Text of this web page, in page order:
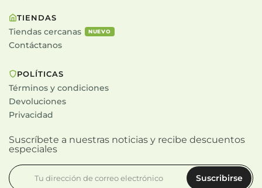
TIENDAS
Tiendas cercanas
NUEVO
Contáctanos
POLÍTICAS
Términos y condiciones
Devoluciones
Privacidad
Suscríbete a nuestras noticias y recibe descuentos
especiales
Suscribirse